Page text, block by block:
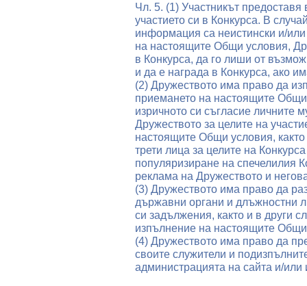
Чл. 5. (1) Участникът
участието си в Конкурса. В
информация са неистински и/или
на настоящите Общи условия,
в Конкурса, да го лиши от
и да е награда в Конкурса, ако
(2) Дружеството има право да
приемането на настоящите
изричното си съгласие личните
Дружеството за целите на
настоящите Общи условия,
трети лица за целите на
популяризиране на спечелилия
реклама на Дружеството и
(3) Дружеството има право да
държавни органи и длъжностни
си задължения, както и в други
изпълнение на настоящите
(4) Дружеството има право да
своите служители и
администрацията на сайта и/